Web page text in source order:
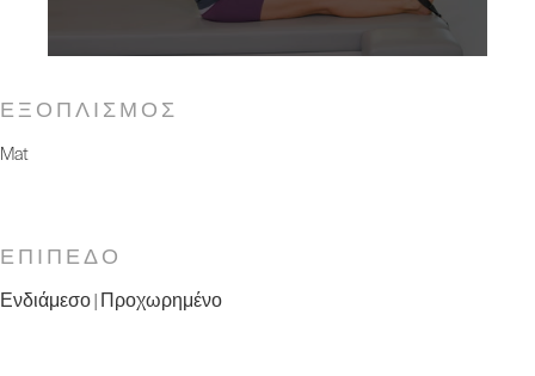
ΕΞΟΠΛΙΣΜΟΣ
Mat
ΕΠΙΠΕΔΟ
Ενδιάμεσο | Προχωρημένο